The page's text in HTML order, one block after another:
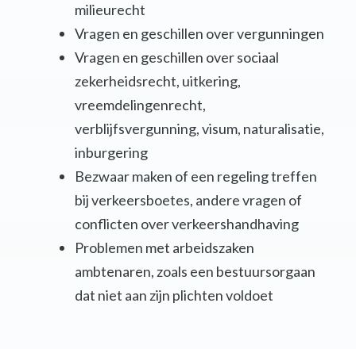
milieurecht
Vragen en geschillen over vergunningen
Vragen en geschillen over sociaal
zekerheidsrecht, uitkering,
vreemdelingenrecht,
verblijfsvergunning, visum, naturalisatie,
inburgering
Bezwaar maken of een regeling treffen
bij verkeersboetes, andere vragen of
conflicten over verkeershandhaving
Problemen met arbeidszaken
ambtenaren, zoals een bestuursorgaan
dat niet aan zijn plichten voldoet